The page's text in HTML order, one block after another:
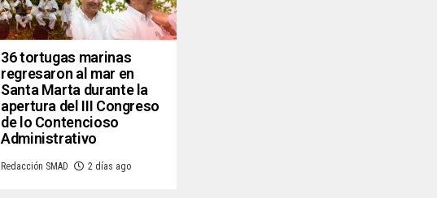
36 tortugas marinas
regresaron al mar en
Santa Marta durante la
apertura del III Congreso
de lo Contencioso
Administrativo
Redacción SMAD 2 días ago